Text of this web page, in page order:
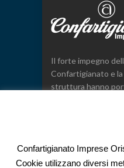
Il forte impegno
Confartigianato e
struttura hanno
Confartigianato Imprese
Cookie utilizzano diversi